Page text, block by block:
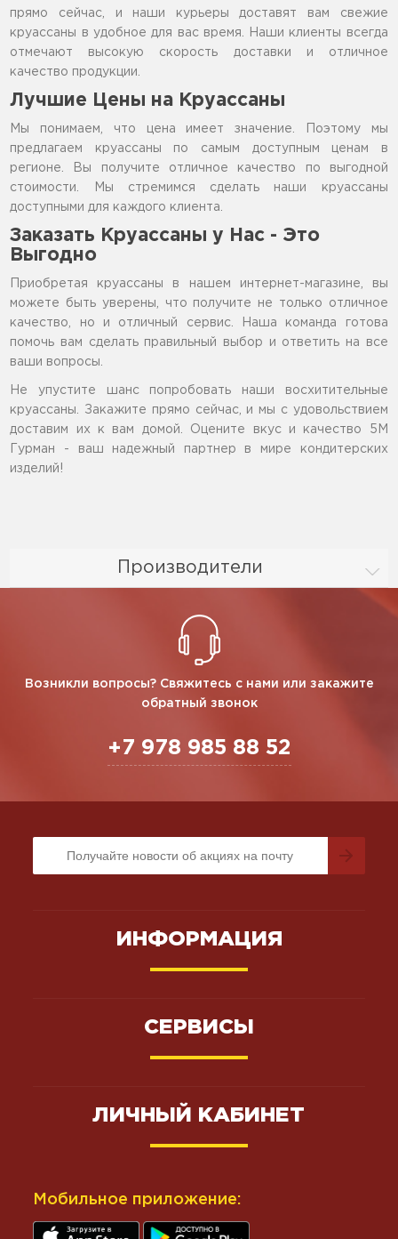
Производители
прямо сейчас, и наши курьеры доставят вам свежие
круассаны в удобное для вас время. Наши клиенты всегда
отмечают высокую скорость доставки и отличное
качество продукции.
Лучшие Цены на Круассаны
Мы понимаем, что цена имеет значение. Поэтому мы
предлагаем круассаны по самым доступным ценам в
регионе. Вы получите отличное качество по выгодной
стоимости. Мы стремимся сделать наши круассаны
доступными для каждого клиента.
Заказать Круассаны у Нас - Это
Выгодно
Приобретая круассаны в нашем интернет-магазине, вы
можете быть уверены, что получите не только отличное
качество, но и отличный сервис. Наша команда готова
помочь вам сделать правильный выбор и ответить на все
ваши вопросы.
Не упустите шанс попробовать наши восхитительные
круассаны. Закажите прямо сейчас, и мы с удовольствием
доставим их к вам домой. Оцените вкус и качество 5М
Гурман - ваш надежный партнер в мире кондитерских
изделий!
Возникли вопросы? Свяжитесь с нами или закажите
обратный звонок
+7 978 985 88 52
ИНФОРМАЦИЯ
СЕРВИСЫ
ЛИЧНЫЙ КАБИНЕТ
Мобильное приложение: